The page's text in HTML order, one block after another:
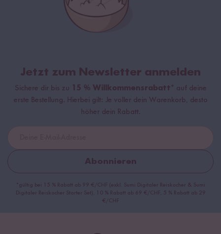
Jetzt zum Newsletter anmelden
Sichere dir bis zu 15 % Willkommensrabatt* auf deine
erste Bestellung. Hierbei gilt: Je voller dein Warenkorb, desto
höher dein Rabatt.
Abonnieren
*gültig bei 15 % Rabatt ab 99 €/CHF (exkl. Sumi Digitaler Reiskocher & Sumi
Digitaler Reiskocher Starter Set), 10 % Rabatt ab 69 €/CHF, 5 % Rabatt ab 29
€/CHF